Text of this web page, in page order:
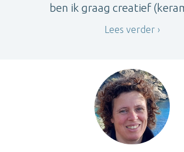
ben ik graag creatief
Lees verder